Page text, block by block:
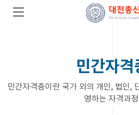
민간자격
민간자격증이란 국가 외의 개인, 법인,
영하는 자격과